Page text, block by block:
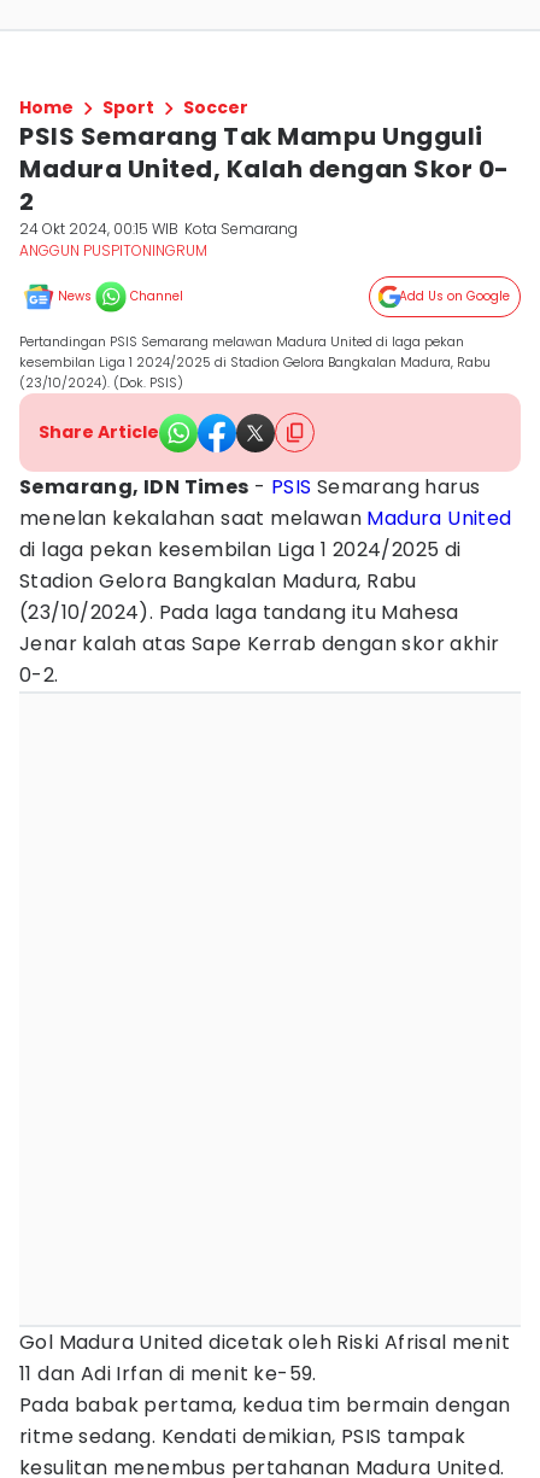
Home Sport Soccer
PSIS Semarang Tak Mampu Ungguli
Madura United, Kalah dengan Skor 0-
2
24 Okt 2024, 00:15 WIB Kota Semarang
ANGGUN PUSPITONINGRUM
News Channel Add Us on Google
Pertandingan PSIS Semarang melawan Madura United di laga pekan
kesembilan Liga 1 2024/2025 di Stadion Gelora Bangkalan Madura, Rabu
(23/10/2024). (Dok. PSIS)
Share Article
Semarang, IDN Times - PSIS Semarang harus
menelan kekalahan saat melawan Madura United
di laga pekan kesembilan Liga 1 2024/2025 di
Stadion Gelora Bangkalan Madura, Rabu
(23/10/2024). Pada laga tandang itu Mahesa
Jenar kalah atas Sape Kerrab dengan skor akhir
0-2.
Gol Madura United dicetak oleh Riski Afrisal menit
11 dan Adi Irfan di menit ke-59.
Pada babak pertama, kedua tim bermain dengan
ritme sedang. Kendati demikian, PSIS tampak
kesulitan menembus pertahanan Madura United.